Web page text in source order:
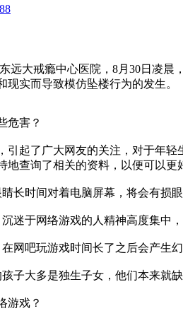
戒瘾中心医院，8月30日凌晨，
现实而导致模仿坠楼行为的发生。
害？
了广大网友的关注，对于年轻
地查询了相关的资料，以便可以更
时间对着电脑屏幕，将会有损
于网络游戏的人精神高度集中，
吧玩游戏时间长了之后会产生幻
大多是独生子女，他们本来就缺
戏？